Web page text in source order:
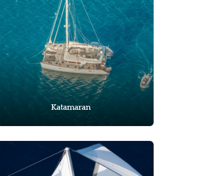
Katamaran